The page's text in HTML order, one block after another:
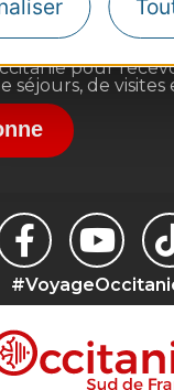
Sport
à la lettre
pour
séjours, de visites